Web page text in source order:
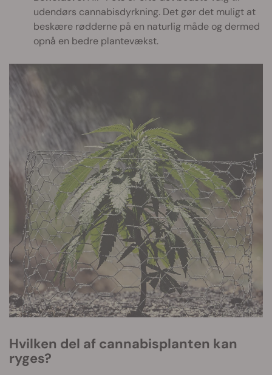
udendørs cannabisdyrkning. Det gør det muligt at
beskære rødderne på en naturlig måde og dermed
opnå en bedre plantevækst.
Hvilken del af cannabisplanten kan
ryges?